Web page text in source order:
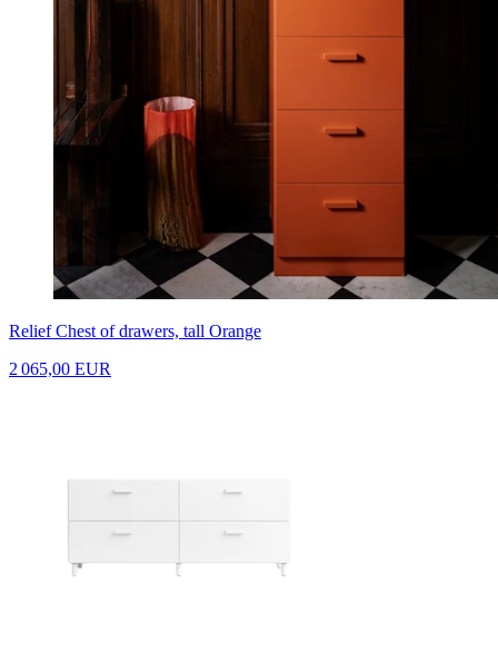
Relief Chest of drawers, tall Orange
2 065,00 EUR